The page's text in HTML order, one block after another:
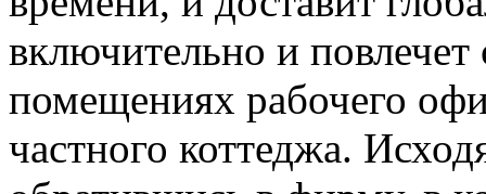
включительно и
помещениях рабочего
частного коттеджа.